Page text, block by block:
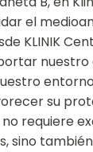
el
KLINIK
nuestro
su
requiere
sino